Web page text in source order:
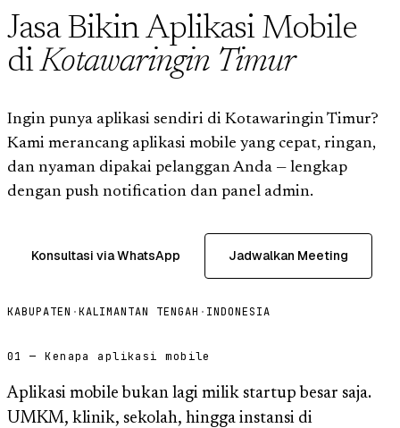
Jasa Bikin Aplikasi Mobile
diKotawaringin Timur
Ingin punya aplikasi sendiri di Kotawaringin Timur?
Kami merancang aplikasi mobile yang cepat, ringan,
dan nyaman dipakai pelanggan Anda — lengkap
dengan push notification dan panel admin.
Konsultasi via WhatsApp Jadwalkan Meeting
KABUPATEN ·KALIMANTAN TENGAH · INDONESIA
01 — Kenapa aplikasi mobile
Aplikasi mobile bukan lagi milik startup besar saja.
UMKM, klinik, sekolah, hingga instansi di